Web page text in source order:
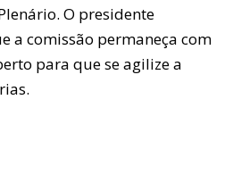
O presidente
a comissão permaneça com
para que se agilize a